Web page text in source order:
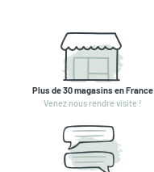
Plus de 30 magasins en France
Venez nous rendre visite !